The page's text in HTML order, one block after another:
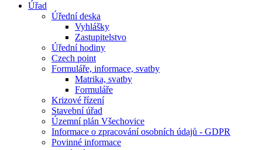
Úřad
Úřední deska
Vyhlášky
Zastupitelstvo
Úřední hodiny
Czech point
Formuláře, informace, svatby
Matrika, svatby
Formuláře
Krizové řízení
Stavební úřad
Územní plán Všechovice
Informace o zpracování osobních údajů - GDPR
Povinné informace